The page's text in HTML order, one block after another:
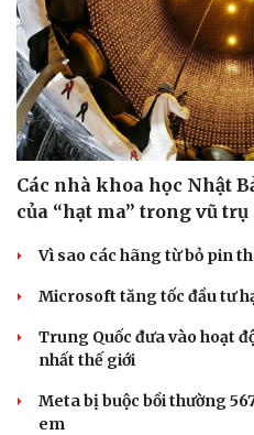
Thể thao
Bóng đá
Lịch thi đấu bóng đá
Thế giới thể thao
eSports
Hậu trường
Các nhà khoa học Nhật
của “hạt ma” trong vũ trụ
Vì sao các hãng từ bỏ pin
Microsoft tăng tốc đầu tư
Trung Quốc đưa vào hoạt
nhất thế giới
Meta bị buộc bồi thường
em